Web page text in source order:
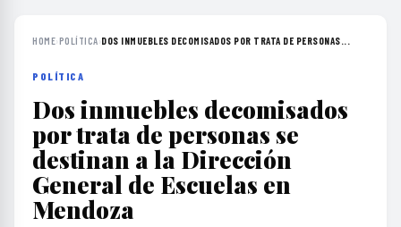
HOME›POLÍTICA›DOS INMUEBLES DECOMISADOS POR TRATA DE PERSONAS...
POLÍTICA
Dos inmuebles decomisados
por trata de personas se
destinan a la Dirección
General de Escuelas en
Mendoza